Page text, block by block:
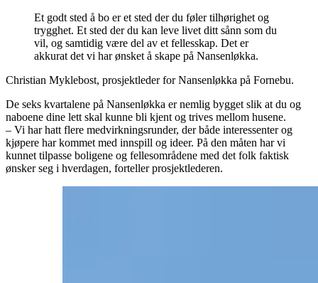
Et godt sted å bo er et sted der du føler tilhørighet og
trygghet. Et sted der du kan leve livet ditt sånn som du
vil, og samtidig være del av et fellesskap. Det er
akkurat det vi har ønsket å skape på Nansenløkka.
Christian Myklebost, prosjektleder for Nansenløkka på Fornebu.
De seks kvartalene på Nansenløkka er nemlig bygget slik at du og
naboene dine lett skal kunne bli kjent og trives mellom husene.
– Vi har hatt flere medvirkningsrunder, der både interessenter og
kjøpere har kommet med innspill og ideer. På den måten har vi
kunnet tilpasse boligene og fellesområdene med det folk faktisk
ønsker seg i hverdagen, forteller prosjektlederen.